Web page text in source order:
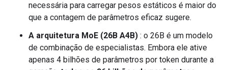
necessária para carregar pesos estáticos é maior do
que a contagem de parâmetros eficaz sugere.
A arquitetura MoE (26B A4B) : o 26B é um modelo
de combinação de especialistas. Embora ele ative
apenas 4 bilhões de parâmetros por token durante a